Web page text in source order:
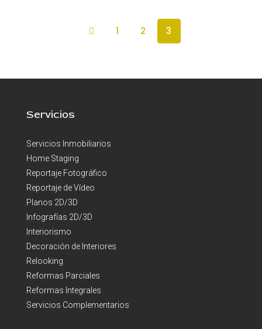
1 2 3
Servicios
Servicios Inmobiliarios
Home Staging
Reportaje Fotográfico
Reportaje de Vídeo
Planos 2D/3D
Infografías 2D/3D
Interiorismo
Decoración de Interiores
Relooking
Reformas Parciales
Reformas Integrales
Servicios Complementarios